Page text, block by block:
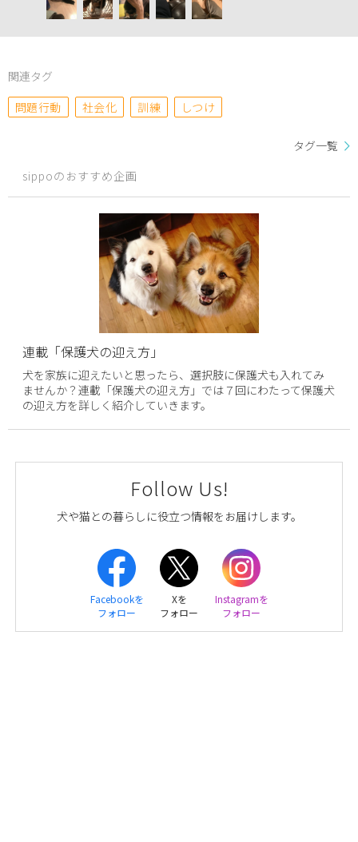
関連タグ
問題行動
社会化 訓練 しつけ
タグ一覧
sippoのおすすめ企画
連載「保護犬の迎え方」
犬を家族に迎えたいと思ったら、選択肢に保護犬も入れてみ
ませんか？連載「保護犬の迎え方」では７回にわたって保護犬
の迎え方を詳しく紹介していきます。
Follow Us!
犬や猫との暮らしに役立つ情報をお届けします。
Facebookを
フォロー
Xを
フォロー
Instagramを
フォロー